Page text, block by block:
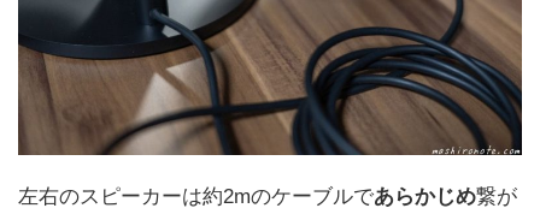
左右のスピーカーは約2mのケーブルであらかじめ繋が